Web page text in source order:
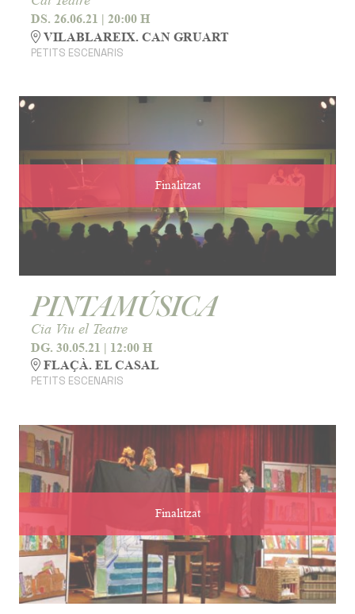
DS. 26.06.21 | 20:00 H
VILABLAREIX. CAN GRUART
PETITS ESCENARIS
Finalitzat
PINTAMÚSICA
Cia Viu el Teatre
DG. 30.05.21 | 12:00 H
FLAÇÀ. EL CASAL
PETITS ESCENARIS
Finalitzat